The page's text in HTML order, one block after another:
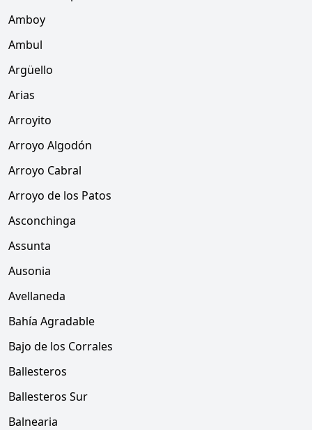
Amboy
Ambul
Argüello
Arias
Arroyito
Arroyo Algodón
Arroyo Cabral
Arroyo de los Patos
Asconchinga
Assunta
Ausonia
Avellaneda
Bahía Agradable
Bajo de los Corrales
Ballesteros
Ballesteros Sur
Balnearia